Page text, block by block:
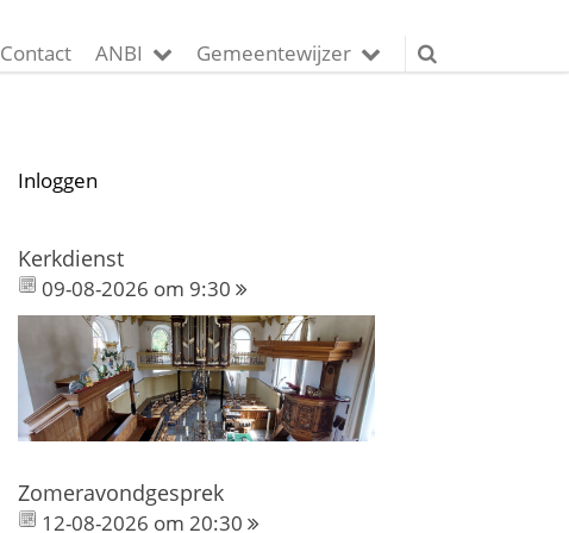
Contact ANBI Gemeentewijzer
Inloggen
Kerkdienst
09-08-2026 om 9:30
Zomeravondgesprek
12-08-2026 om 20:30